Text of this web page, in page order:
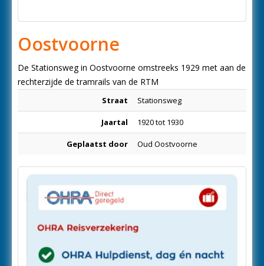
Oostvoorne
De Stationsweg in Oostvoorne omstreeks 1929 met aan de
rechterzijde de tramrails van de RTM
Straat Stationsweg
Jaartal 1920 tot 1930
Geplaatst door Oud Oostvoorne